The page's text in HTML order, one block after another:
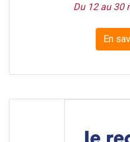
Du 12 au 30
En